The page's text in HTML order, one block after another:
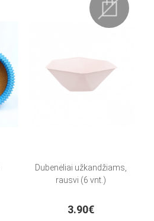
Dubenėliai užkandžiams,
rausvi (6 vnt.)
3.90€